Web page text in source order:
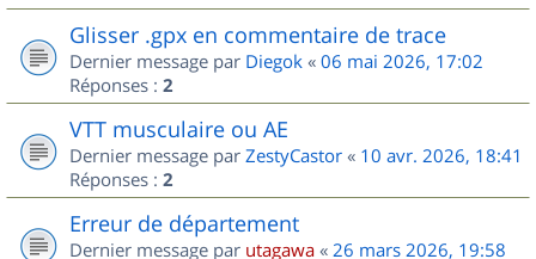
Glisser .gpx en commentaire de trace
Dernier message par Diegok « 06 mai 2026, 17:02
Réponses : 2
VTT musculaire ou AE
Dernier message par ZestyCastor « 10 avr. 2026, 18:41
Réponses : 2
Erreur de département
Dernier message par utagawa « 26 mars 2026, 19:58